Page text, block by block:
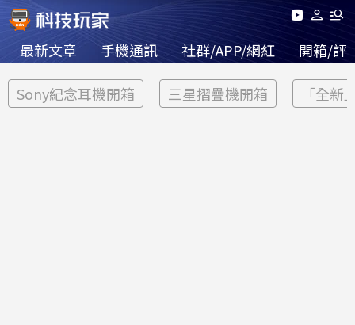
最新文章 手機通訊 社群/APP/網紅 開箱/評
Sony紀念耳機開箱 三星摺疊機開箱 「全新